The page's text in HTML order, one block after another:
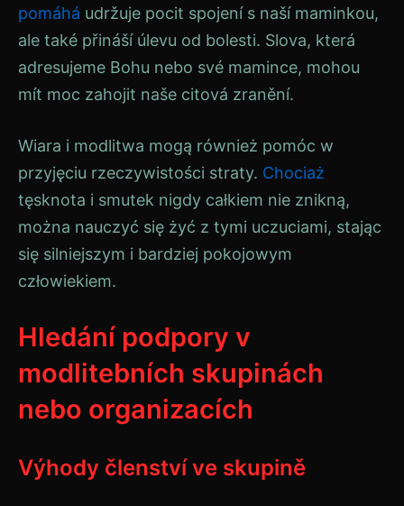
pomáhá udržuje pocit spojení s naší maminkou,
ale také přináší úlevu od bolesti. Slova, která
adresujeme Bohu nebo své mamince, mohou
mít moc zahojit naše citová zranění.
Wiara i modlitwa mogą również pomóc w
przyjęciu rzeczywistości straty. Chociaż
tęsknota i smutek nigdy całkiem nie znikną,
można nauczyć się żyć z tymi uczuciami, stając
się silniejszym i bardziej pokojowym
człowiekiem.
Hledání podpory v
modlitebních skupinách
nebo organizacích
Výhody členství ve skupině